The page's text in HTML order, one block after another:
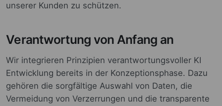
unserer Kunden zu schützen.
Verantwortung von Anfang an
Wir integrieren Prinzipien verantwortungsvoller KI
Entwicklung bereits in der Konzeptionsphase. Dazu
gehören die sorgfältige Auswahl von Daten, die
Vermeidung von Verzerrungen und die transparente